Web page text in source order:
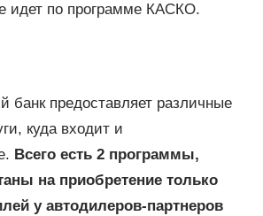
идет по программе КАСКО.
банк предоставляет различные
куда входит и
Всего есть 2 программы,
на приобретение только
у автодилеров-партнеров